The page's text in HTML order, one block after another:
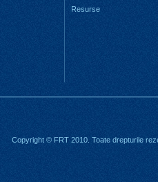
Resurse
Copyright © FRT 2010. Toate drepturile